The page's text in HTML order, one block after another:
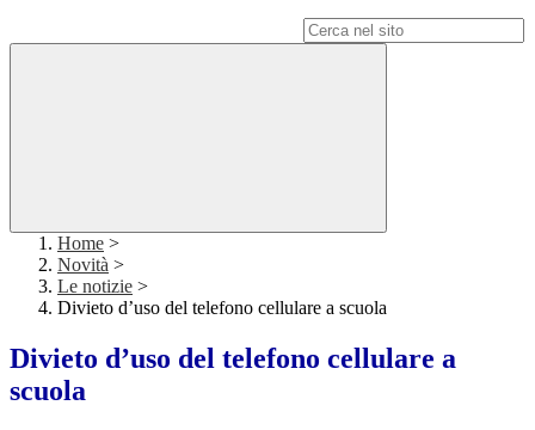
Home >
Novità >
Le notizie >
Divieto d’uso del telefono cellulare a scuola
Divieto d’uso del telefono cellulare a
scuola